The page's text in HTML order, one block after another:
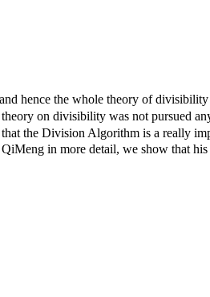
hence the whole theory of
on divisibility was not pursued
the Division Algorithm is a really
in more detail, we show that